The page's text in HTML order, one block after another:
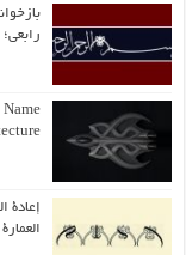
إعادة
العمارة